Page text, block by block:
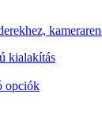
kialakítás
opciók